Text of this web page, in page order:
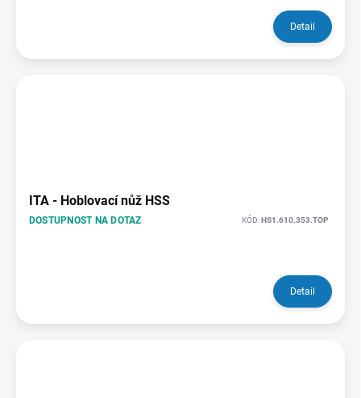
Detail
ITA - Hoblovací nůž HSS
DOSTUPNOST NA DOTAZ KÓD:HS1.610.353.TOP
Detail